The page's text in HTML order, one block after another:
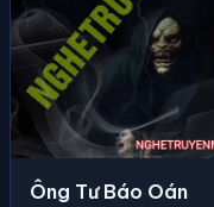
Ông Tư Báo Oán